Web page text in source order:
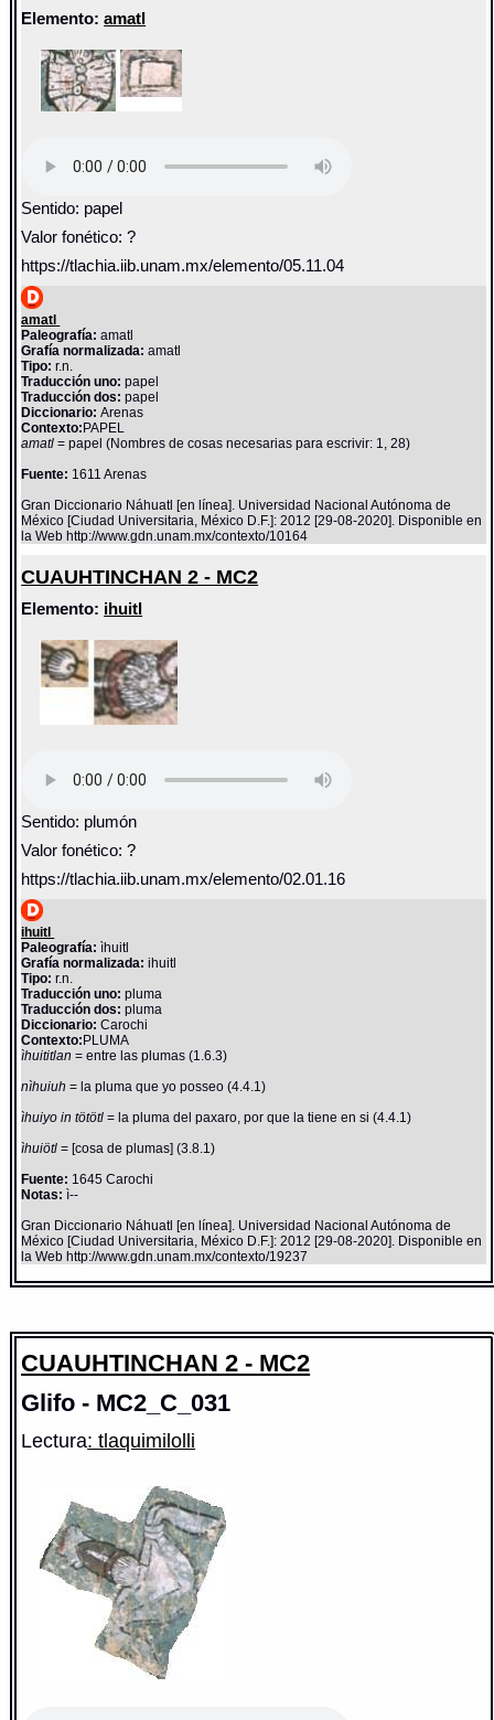
Elemento:amatl
Sentido: papel
Valor fonético: ?
https://tlachia.iib.unam.mx/elemento/05.11.04
amatl
Paleografía: amatl
Grafía normalizada: amatl
Tipo: r.n.
Traducción uno: papel
Traducción dos: papel
Diccionario:Arenas
Contexto:PAPEL
amatl= papel (Nombres de cosas necesarias para escrivir: 1, 28)
Fuente: 1611 Arenas
Gran Diccionario Náhuatl [en línea]. Universidad Nacional Autónoma de
México [Ciudad Universitaria, México D.F.]: 2012 [29-08-2020]. Disponible en
la Web http://www.gdn.unam.mx/contexto/10164
CUAUHTINCHAN 2 - MC2
Elemento: ihuitl
Sentido: plumón
Valor fonético: ?
https://tlachia.iib.unam.mx/elemento/02.01.16
ihuitl
Paleografía: ìhuitl
Grafía normalizada: ihuitl
Tipo: r.n.
Traducción uno: pluma
Traducción dos: pluma
Diccionario:Carochi
Contexto: PLUMA
ìhuititlan= entre las plumas (1.6.3)
nìhuiuh= la pluma que yo posseo (4.4.1)
ìhuiyo in tötötl= la pluma del paxaro, por que la tiene en si (4.4.1)
ìhuiötl= [cosa de plumas] (3.8.1)
Fuente: 1645 Carochi
Notas: ì--
Gran Diccionario Náhuatl [en línea]. Universidad Nacional Autónoma de
México [Ciudad Universitaria, México D.F.]: 2012 [29-08-2020]. Disponible en
la Web http://www.gdn.unam.mx/contexto/19237
CUAUHTINCHAN 2 - MC2
Glifo - MC2_C_031
Lectura: tlaquimilolli